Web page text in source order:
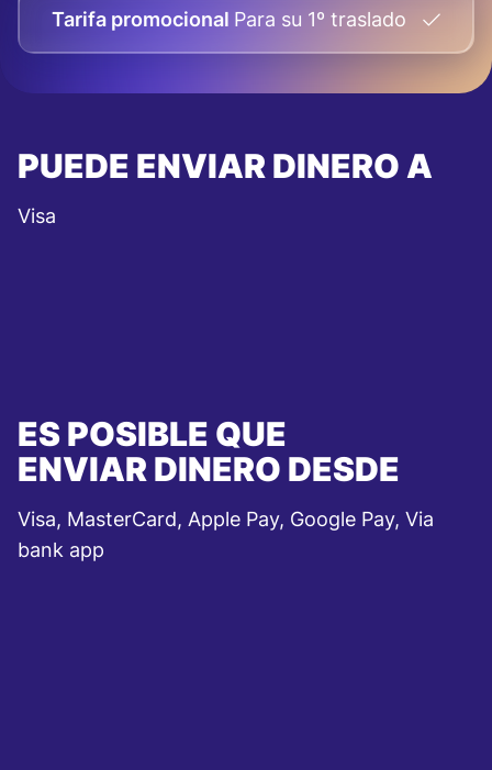
Tarifa promocional Para su 1º traslado
PUEDE ENVIAR DINERO A
Visa
ES POSIBLE QUE
ENVIAR DINERO DESDE
Visa, MasterCard, Apple Pay, Google Pay, Via
bank app